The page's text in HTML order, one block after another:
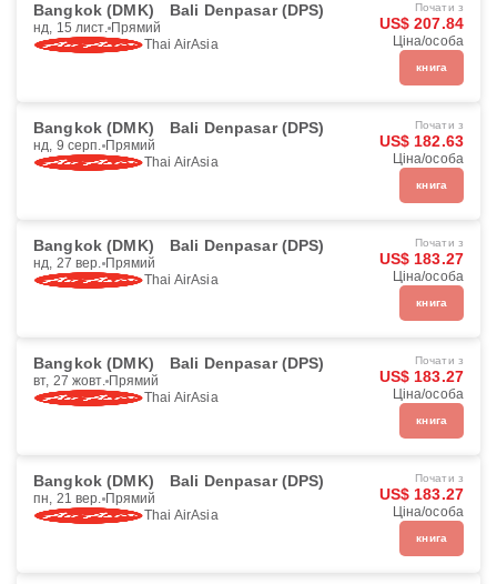
Bangkok (DMK) Bali Denpasar (DPS)
нд, 15 лист. Прямий
Thai AirAsia
Почати з
US$ 207.84
Ціна/особа
книга
Bangkok (DMK) Bali Denpasar (DPS)
нд, 9 серп. Прямий
Thai AirAsia
Почати з
US$ 182.63
Ціна/особа
книга
Bangkok (DMK) Bali Denpasar (DPS)
нд, 27 вер. Прямий
Thai AirAsia
Почати з
US$ 183.27
Ціна/особа
книга
Bangkok (DMK) Bali Denpasar (DPS)
вт, 27 жовт. Прямий
Thai AirAsia
Почати з
US$ 183.27
Ціна/особа
книга
Bangkok (DMK) Bali Denpasar (DPS)
пн, 21 вер. Прямий
Thai AirAsia
Почати з
US$ 183.27
Ціна/особа
книга